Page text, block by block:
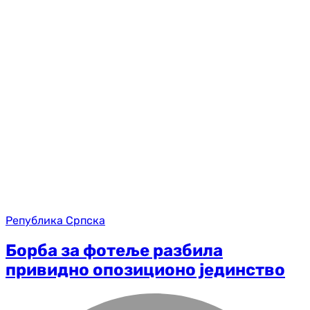
Република Српска
Борба за фотеље разбила
привидно опозиционо јединство